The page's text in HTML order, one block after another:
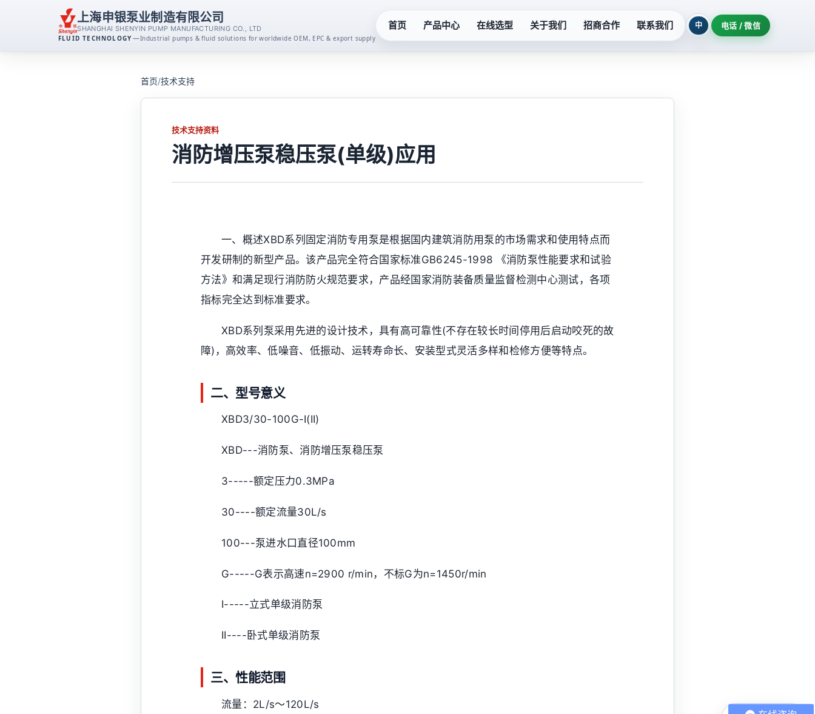
上海申银泵业制造有限公司
SHANGHAI SHENYIN PUMP MANUFACTURING CO., LTD
FLUID TECHNOLOGY —Industrial pumps & fluid solutions for worldwide OEM, EPC & export supply
首页 产品中心
消防泵系列
排污泵系列
自吸泵系列
液下泵系列
潜水泵系列
齿轮油泵系列
一体化预制泵站
玻璃钢泵系列
在线选型 关于我们 招商合作 联系我们 中 电话 / 微信
首页/技术支持
技术支持资料
消防增压泵稳压泵(单级)应用
一、概述XBD系列固定消防专用泵是根据国内建筑消防用泵的市场需求和使用特点而
开发研制的新型产品。该产品完全符合国家标准GB6245-1998 《消防泵性能要求和试验
方法》和满足现行消防防火规范要求，产品经国家消防装备质量监督检测中心测试，各项
指标完全达到标准要求。
XBD系列泵采用先进的设计技术，具有高可靠性(不存在较长时间停用后启动咬死的故
障)，高效率、低噪音、低振动、运转寿命长、安装型式灵活多样和检修方便等特点。
二、型号意义
XBD3/30-100G-I(II)
XBD---消防泵、消防增压泵稳压泵
3-----额定压力0.3MPa
30----额定流量30L/s
100---泵进水口直径100mm
G-----G表示高速n=2900 r/min，不标G为n=1450r/min
I-----立式单级消防泵
II----卧式单级消防泵
三、性能范围
流量：2L/s～120L/s